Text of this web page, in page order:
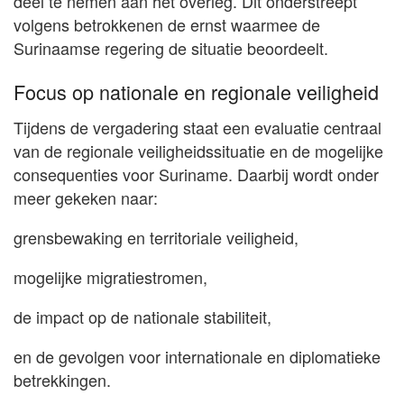
volgens betrokkenen de ernst waarmee de
Surinaamse regering de situatie beoordeelt.
Focus op nationale en regionale veiligheid
Tijdens de vergadering staat een evaluatie centraal
van de regionale veiligheidssituatie en de mogelijke
consequenties voor Suriname. Daarbij wordt onder
meer gekeken naar:
grensbewaking en territoriale veiligheid,
mogelijke migratiestromen,
de impact op de nationale stabiliteit,
en de gevolgen voor internationale en diplomatieke
betrekkingen.